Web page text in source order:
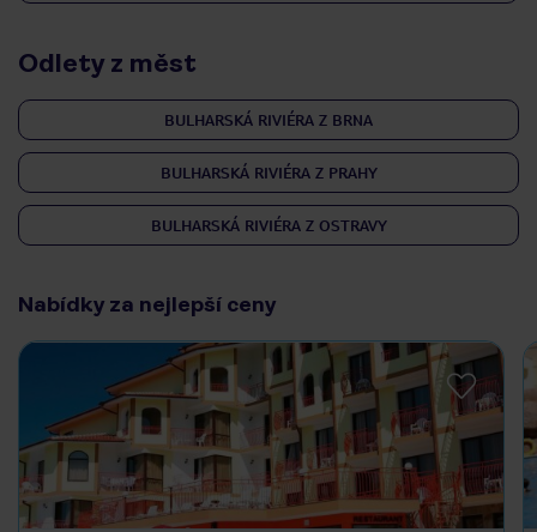
Odlety z měst
BULHARSKÁ RIVIÉRA Z BRNA
BULHARSKÁ RIVIÉRA Z PRAHY
BULHARSKÁ RIVIÉRA Z OSTRAVY
Nabídky za nejlepší ceny